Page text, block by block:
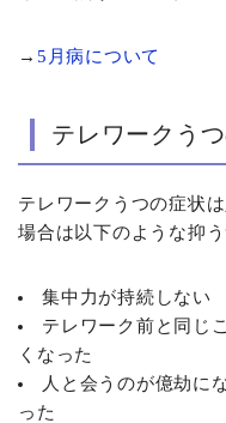
→ 5月病について
テレワークう
テレワークうつの症状
場合は以下のような抑
集中力が持続しない
テレワーク前と同じ
くなった
人と会うのが億劫に
った